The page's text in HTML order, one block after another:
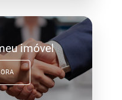
imóvel